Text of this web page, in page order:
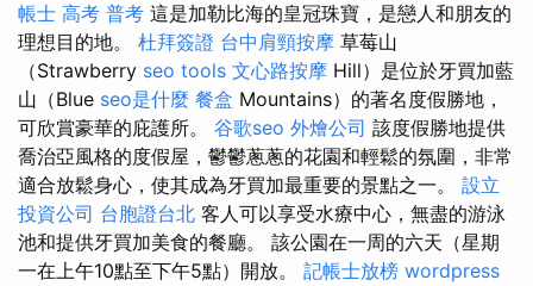
帳士 高考 普考 這是加勒比海的皇冠珠寶，是戀人和朋友的
理想目的地。 杜拜簽證 台中肩頸按摩 草莓山
（Strawberry seo tools 文心路按摩 Hill）是位於牙買加藍
山（Blue seo是什麼 餐盒 Mountains）的著名度假勝地，
可欣賞豪華的庇護所。 谷歌seo 外燴公司 該度假勝地提供
喬治亞風格的度假屋，鬱鬱蔥蔥的花園和輕鬆的氛圍，非常
適合放鬆身心，使其成為牙買加最重要的景點之一。 設立
投資公司 台胞證台北 客人可以享受水療中心，無盡的游泳
池和提供牙買加美食的餐廳。 該公園在一周的六天（星期
一在上午10點至下午5點）開放。 記帳士放榜 wordpress